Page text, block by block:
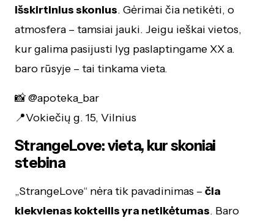
išskirtinius skonius. Gėrimai čia netikėti, o
atmosfera – tamsiai jauki. Jeigu ieškai vietos,
kur galima pasijusti lyg paslaptingame XX a.
baro rūsyje – tai tinkama vieta.
📸 @apoteka_bar
📍Vokiečių g. 15, Vilnius
StrangeLove: vieta, kur skoniai
stebina
„StrangeLove“ nėra tik pavadinimas – čia
kiekvienas kokteilis yra netikėtumas. Baro